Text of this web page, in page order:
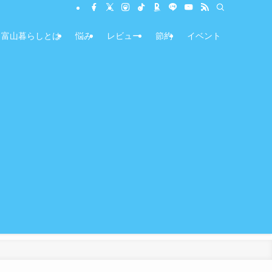
富山暮らしとは 悩み レビュー 節約 イベント